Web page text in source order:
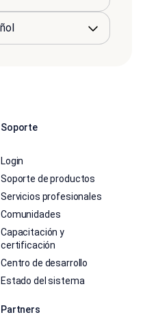
Soporte
Login
Soporte de productos
Servicios profesionales
Comunidades
Capacitación y
certificación
Centro de desarrollo
Estado del sistema
Partners